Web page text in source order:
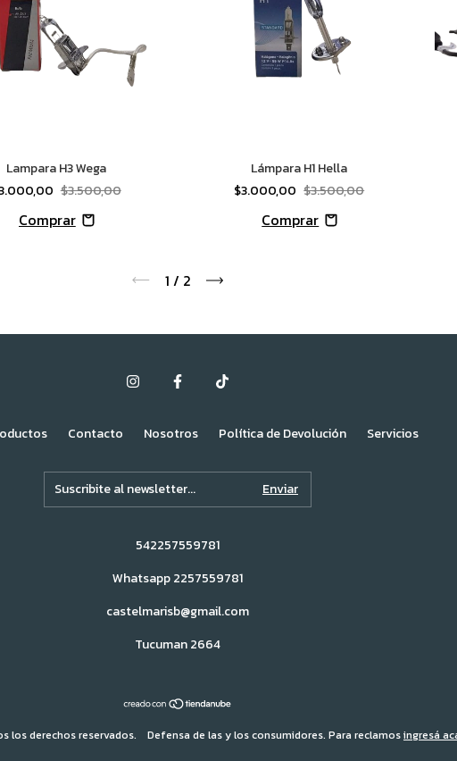
Lampara H3 Wega
$3.500,00
Lámpara H1 Hella
$3.000,00 $3.500,00
1 / 2
Contacto Nosotros Política de Devolución Servicios
542257559781
Whatsapp 2257559781
castelmarisb@gmail.com
Tucuman 2664
los derechos reservados. Defensa de las y los consumidores. Para reclamosingresá